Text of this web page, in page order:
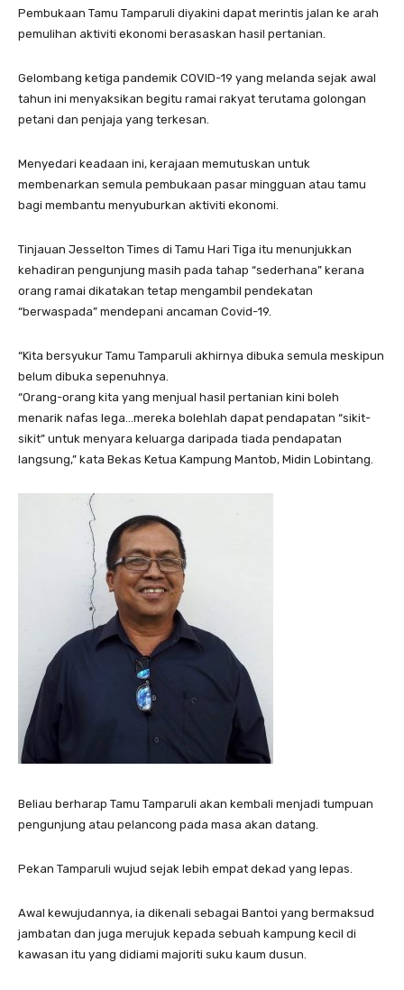
Pembukaan Tamu Tamparuli diyakini dapat merintis jalan ke arah
pemulihan aktiviti ekonomi berasaskan hasil pertanian.
Gelombang ketiga pandemik COVID-19 yang melanda sejak awal
tahun ini menyaksikan begitu ramai rakyat terutama golongan
petani dan penjaja yang terkesan.
Menyedari keadaan ini, kerajaan memutuskan untuk
membenarkan semula pembukaan pasar mingguan atau tamu
bagi membantu menyuburkan aktiviti ekonomi.
Tinjauan Jesselton Times di Tamu Hari Tiga itu menunjukkan
kehadiran pengunjung masih pada tahap “sederhana” kerana
orang ramai dikatakan tetap mengambil pendekatan
“berwaspada” mendepani ancaman Covid-19.
“Kita bersyukur Tamu Tamparuli akhirnya dibuka semula meskipun
belum dibuka sepenuhnya.
“Orang-orang kita yang menjual hasil pertanian kini boleh
menarik nafas lega…mereka bolehlah dapat pendapatan “sikit-
sikit” untuk menyara keluarga daripada tiada pendapatan
langsung,” kata Bekas Ketua Kampung Mantob, Midin Lobintang.
Beliau berharap Tamu Tamparuli akan kembali menjadi tumpuan
pengunjung atau pelancong pada masa akan datang.
Pekan Tamparuli wujud sejak lebih empat dekad yang lepas.
Awal kewujudannya, ia dikenali sebagai Bantoi yang bermaksud
jambatan dan juga merujuk kepada sebuah kampung kecil di
kawasan itu yang didiami majoriti suku kaum dusun.